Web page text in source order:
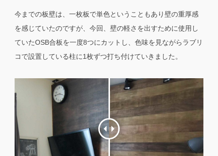
今までの板壁は、一枚板で単色ということもあり壁の重厚感
を感じていたのですが、今回、壁の軽さを出すために使用し
ていたOSB合板を一度8つにカットし、色味を見ながらラブリ
コで設置している柱に1枚ずつ打ち付けていきました。